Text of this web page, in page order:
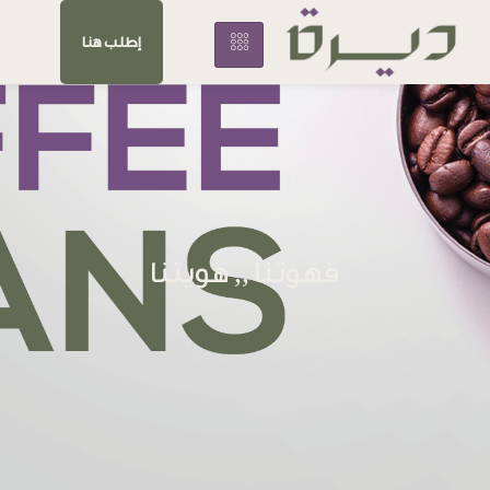
إطلب هنا
قهوتنا ,, هويتنا